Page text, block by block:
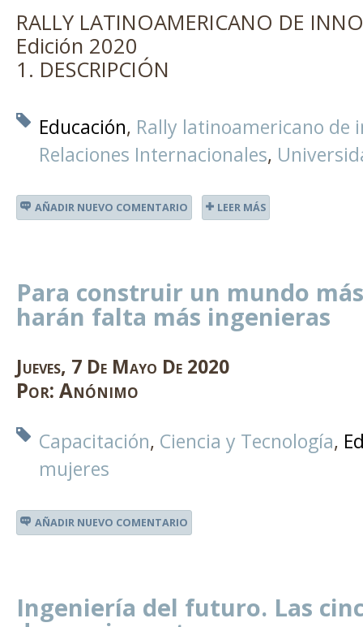
RALLY LATINOAMERICANO DE
Edición 2020
1. DESCRIPCIÓN
Educación Rally latinoamericano de
Relaciones Internacionales
AÑADIR NUEVO COMENTARIO LEER MÁS
Para construir un mundo
harán falta más ingenieras
Jueves, 7 De Mayo De 2020
Por: Anónimo
Capacitación Ciencia y Tecnología
mujeres
AÑADIR NUEVO COMENTARIO
Ingeniería del futuro. Las